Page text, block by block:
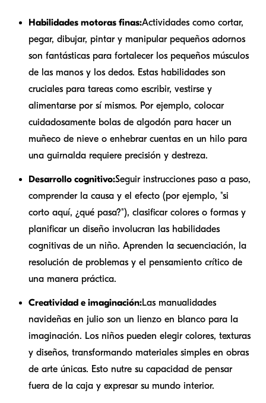
Habilidades motoras finas:Actividades como cortar,
pegar, dibujar, pintar y manipular pequeños adornos
son fantásticas para fortalecer los pequeños músculos
de las manos y los dedos. Estas habilidades son
cruciales para tareas como escribir, vestirse y
alimentarse por sí mismos. Por ejemplo, colocar
cuidadosamente bolas de algodón para hacer un
muñeco de nieve o enhebrar cuentas en un hilo para
una guirnalda requiere precisión y destreza.
Desarrollo cognitivo:Seguir instrucciones paso a paso,
comprender la causa y el efecto (por ejemplo, "si
corto aquí, ¿qué pasa?"), clasificar colores o formas y
planificar un diseño involucran las habilidades
cognitivas de un niño. Aprenden la secuenciación, la
resolución de problemas y el pensamiento crítico de
una manera práctica.
Creatividad e imaginación:Las manualidades
navideñas en julio son un lienzo en blanco para la
imaginación. Los niños pueden elegir colores, texturas
y diseños, transformando materiales simples en obras
de arte únicas. Esto nutre su capacidad de pensar
fuera de la caja y expresar su mundo interior.